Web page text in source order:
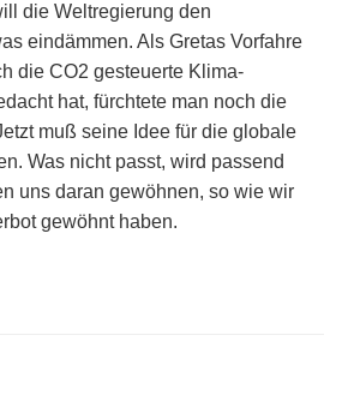
die Weltregierung den
eindämmen. Als Gretas Vorfahre
die CO2 gesteuerte Klima-
hat, fürchtete man noch die
muß seine Idee für die globale
Was nicht passt, wird passend
uns daran gewöhnen, so wie wir
gewöhnt haben.